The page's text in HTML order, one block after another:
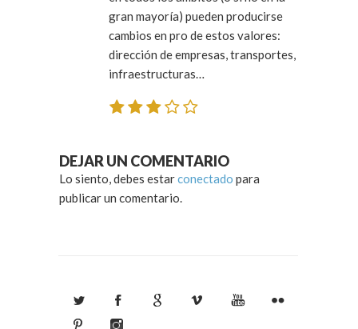
gran mayoría) pueden producirse
cambios en pro de estos valores:
dirección de empresas, transportes,
infraestructuras…
DEJAR UN COMENTARIO
Lo siento, debes estarconectado para
publicar un comentario.